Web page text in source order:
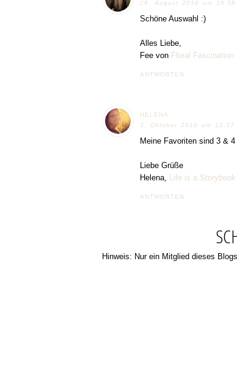
28. August 2016 um 16:38
Schöne Auswahl :)
Alles Liebe,
Fee von Floral Fascination
ANTWORTEN
HELENA
3. Oktober 2016 um 12:37
Meine Favoriten sind 3 & 4
Liebe Grüße
Helena, Life is a Storybook
ANTWORTEN
Hinweis: Nur ein Mitglied dieses